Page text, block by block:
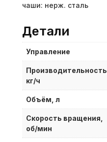
чаши: нерж. сталь
Детали
Управление
Производительность,
кг/ч
Объём, л
Скорость вращения,
об/мин